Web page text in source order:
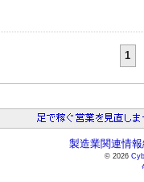
1
製造業関連情
© 2026